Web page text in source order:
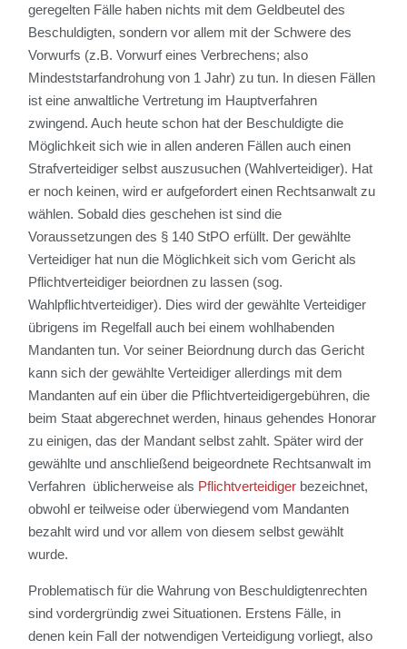
geregelten Fälle haben nichts mit dem Geldbeutel des
Beschuldigten, sondern vor allem mit der Schwere des
Vorwurfs (z.B. Vorwurf eines Verbrechens; also
Mindeststarfandrohung von 1 Jahr) zu tun. In diesen Fällen
ist eine anwaltliche Vertretung im Hauptverfahren
zwingend. Auch heute schon hat der Beschuldigte die
Möglichkeit sich wie in allen anderen Fällen auch einen
Strafverteidiger selbst auszusuchen (Wahlverteidiger). Hat
er noch keinen, wird er aufgefordert einen Rechtsanwalt zu
wählen. Sobald dies geschehen ist sind die
Voraussetzungen des § 140 StPO erfüllt. Der gewählte
Verteidiger hat nun die Möglichkeit sich vom Gericht als
Pflichtverteidiger beiordnen zu lassen (sog.
Wahlpflichtverteidiger). Dies wird der gewählte Verteidiger
übrigens im Regelfall auch bei einem wohlhabenden
Mandanten tun. Vor seiner Beiordnung durch das Gericht
kann sich der gewählte Verteidiger allerdings mit dem
Mandanten auf ein über die Pflichtverteidigergebühren, die
beim Staat abgerechnet werden, hinaus gehendes Honorar
zu einigen, das der Mandant selbst zahlt. Später wird der
gewählte und anschließend beigeordnete Rechtsanwalt im
Verfahren üblicherweise als Pflichtverteidiger bezeichnet,
obwohl er teilweise oder überwiegend vom Mandanten
bezahlt wird und vor allem von diesem selbst gewählt
wurde.
Problematisch für die Wahrung von Beschuldigtenrechten
sind vordergründig zwei Situationen. Erstens Fälle, in
denen kein Fall der notwendigen Verteidigung vorliegt, also